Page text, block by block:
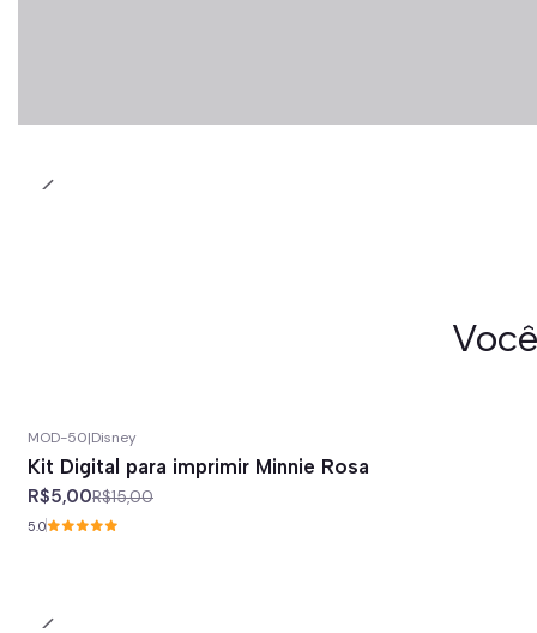
MOD-50|Disney
Kit Digital para imprimir Minnie Rosa
R$5,00R$15,00
5.0